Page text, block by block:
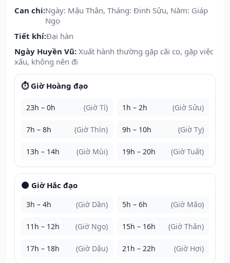
Can chi:Ngày: Mậu Thân, Tháng: Đinh Sửu, Năm: Giáp
Ngọ
Tiết khí:Đại hàn
Ngày Huyền Vũ: Xuất hành thường gặp cãi cọ, gặp việc
xấu, không nên đi
⏱️ Giờ Hoàng đạo
23h – 0h (Giờ Tí) 1h – 2h (Giờ Sửu)
7h – 8h (Giờ Thìn) 9h – 10h (Giờ Tỵ)
13h – 14h (Giờ Mùi) 19h – 20h (Giờ Tuất)
🌑 Giờ Hắc đạo
3h – 4h (Giờ Dần) 5h – 6h (Giờ Mão)
11h – 12h (Giờ Ngọ) 15h – 16h (Giờ Thân)
17h – 18h (Giờ Dậu) 21h – 22h (Giờ Hợi)